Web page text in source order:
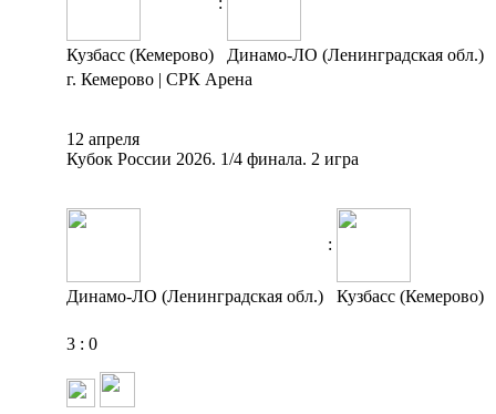
Кузбасс (Кемерово)
Динамо-ЛО (Ленинградская обл.)
г. Кемерово | СРК Арена
12 апреля
Кубок России 2026. 1/4 финала. 2 игра
:
Динамо-ЛО (Ленинградская обл.) Кузбасс (Кемерово)
3 : 0